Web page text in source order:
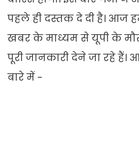
पहले ही दस्तक दे दी है। आज
खबर के माध्यम से यूपी के
पूरी जानकारी देने जा रहे हैं।
बारे में -